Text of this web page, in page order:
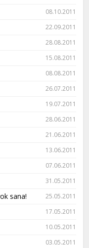
08.10.2011
22.09.2011
28.08.2011
15.08.2011
08.08.2011
26.07.2011
19.07.2011
28.06.2011
21.06.2011
13.06.2011
07.06.2011
31.05.2011
sana! 25.05.2011
17.05.2011
10.05.2011
03.05.2011